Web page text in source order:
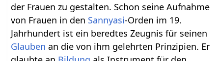
der Frauen zu gestalten. Schon seine Aufnahme
von Frauen in den Sannyasi-Orden im 19.
Jahrhundert ist ein beredtes Zeugnis für seinen
Glauben an die von ihm gelehrten Prinzipien. Er